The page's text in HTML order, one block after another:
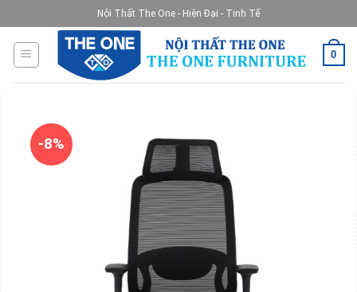
to
content
Nội Thất The One - Hiện Đại - Tinh Tế
0
-8%